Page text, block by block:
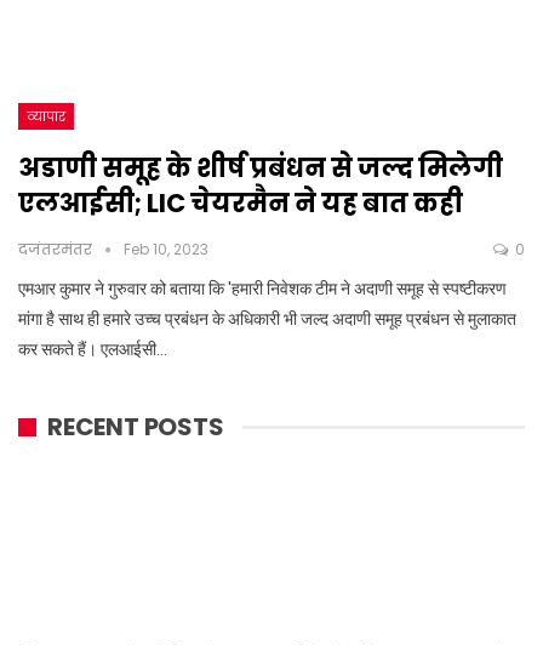
व्यापार
अडाणी समूह के शीर्ष प्रबंधन से जल्द मिलेगी
एलआईसी; LIC चेयरमैन ने यह बात कही
दजंतरमंतर Feb 10, 2023 0
एमआर कुमार ने गुरुवार को बताया कि 'हमारी निवेशक टीम ने अदाणी समूह से स्पष्टीकरण
मांगा है साथ ही हमारे उच्च प्रबंधन के अधिकारी भी जल्द अदाणी समूह प्रबंधन से मुलाकात
कर सकते हैं। एलआईसी…
RECENT POSTS